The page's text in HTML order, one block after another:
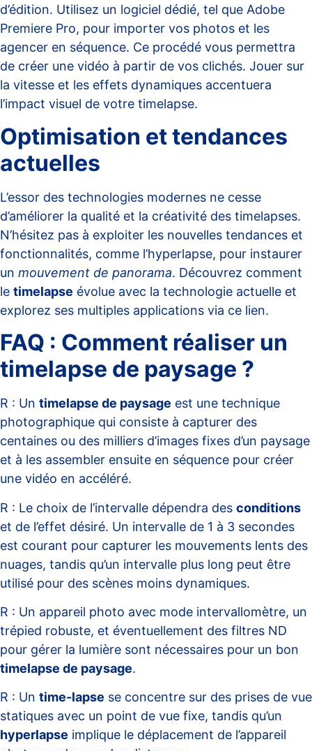
d’édition. Utilisez un logiciel dédié, tel que Adobe
Premiere Pro, pour importer vos photos et les
agencer en séquence. Ce procédé vous permettra
de créer une vidéo à partir de vos clichés. Jouer sur
la vitesse et les effets dynamiques accentuera
l’impact visuel de votre timelapse.
Optimisation et tendances
actuelles
L’essor des technologies modernes ne cesse
d’améliorer la qualité et la créativité des timelapses.
N’hésitez pas à exploiter les nouvelles tendances et
fonctionnalités, comme l’hyperlapse, pour instaurer
un mouvement de panorama. Découvrez comment
le timelapse évolue avec la technologie actuelle et
explorez ses multiples applications via ce lien.
FAQ : Comment réaliser un
timelapse de paysage ?
R : Un timelapse de paysage est une technique
photographique qui consiste à capturer des
centaines ou des milliers d’images fixes d’un paysage
et à les assembler ensuite en séquence pour créer
une vidéo en accéléré.
R : Le choix de l’intervalle dépendra des conditions
et de l’effet désiré. Un intervalle de 1 à 3 secondes
est courant pour capturer les mouvements lents des
nuages, tandis qu’un intervalle plus long peut être
utilisé pour des scènes moins dynamiques.
R : Un appareil photo avec mode intervallomètre, un
trépied robuste, et éventuellement des filtres ND
pour gérer la lumière sont nécessaires pour un bon
timelapse de paysage.
R : Un time-lapse se concentre sur des prises de vue
statiques avec un point de vue fixe, tandis qu’un
hyperlapse implique le déplacement de l’appareil